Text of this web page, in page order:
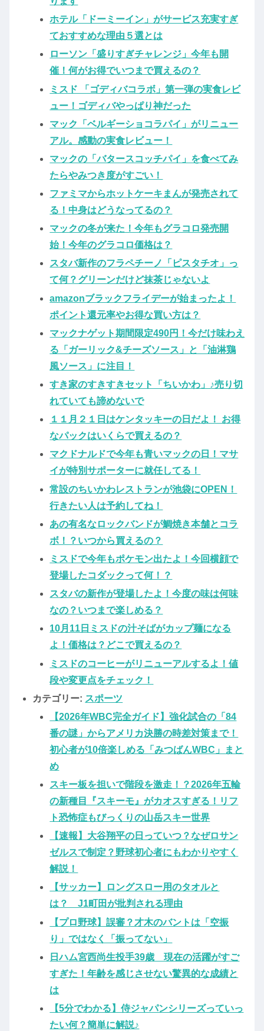
ホテル「ドーミーイン」がサービス充実すぎ
ておすすめな理由５選とは
ローソン「盛りすぎチャレンジ」今年も開
催！何がお得でいつまで買えるの？
ミスド 「ゴディバコラボ」第一弾の実食レビ
ュー！ゴディバやっぱり神だった
マック「ベルギーショコラパイ」がリニュー
アル。感動の実食レビュー！
マックの「バタースコッチパイ」を食べてみ
たらやみつき度がすごい！
ファミマからホットケーキまんが発売されて
る！中身はどうなってるの？
マックの冬が来た！今年もグラコロ発売開
始！今年のグラコロ価格は？
スタバ新作のフラペチーノ「ピスタチオ」っ
て何？グリーンだけど抹茶じゃないよ
amazonブラックフライデーが始まったよ！
ポイント還元率やお得な買い方は？
マックナゲット期間限定490円！今だけ味わえ
る「ガーリック&チーズソース」と「油淋鶏
風ソース」に注目！
すき家のすきすきセット「ちいかわ」♪売り切
れていても諦めないで
１１月２１日はケンタッキーの日だよ！ お得
なパックはいくらで買えるの？
マクドナルドで今年も青いマックの日！マサ
イが特別サポーターに就任してる！
常設のちいかわレストランが池袋にOPEN！
行きたい人は予約してね！
あの有名なロックバンドが鯛焼き本舗とコラ
ボ！？いつから買えるの？
ミスドで今年もポケモン出たよ！今回横顔で
登場したコダックって何！？
スタバの新作が登場したよ！今度の味は何味
なの？いつまで楽しめる？
10月11日ミスドの汁そばがカップ麺になる
よ！価格は？どこで買えるの？
ミスドのコーヒーがリニューアルするよ！値
段や変更点をチェック！
カテゴリー: スポーツ
【2026年WBC完全ガイド】強化試合の「84
番の謎」からアメリカ決勝の時差対策まで！
初心者が10倍楽しめる「みつばんWBC」まと
め
スキー板を担いで階段を激走！？2026年五輪
の新種目『スキーモ』がカオスすぎる！リフ
ト恐怖症もびっくりの山岳スキー世界
【速報】大谷翔平の日っていつ？なぜロサン
ゼルスで制定？野球初心者にもわかりやすく
解説！
【サッカー】ロングスロー用のタオルと
は？ J1町田が批判される理由
【プロ野球】誤審？才木のバントは「空振
り」ではなく「振ってない」
日ハム宮西尚生投手39歳 現在の活躍がすご
すぎた！年齢を感じさせない驚異的な成績と
は
【5分でわかる】侍ジャパンシリーズっていっ
たい何？簡単に解説♪